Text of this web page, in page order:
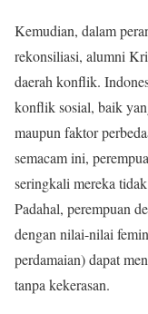
Kemudian, dalam
rekonsiliasi, alumni
daerah konflik.
konflik sosial, baik
maupun faktor
semacam ini,
seringkali mereka
Padahal, perempuan
dengan nilai-nilai
perdamaian) dapat
tanpa kekerasan.